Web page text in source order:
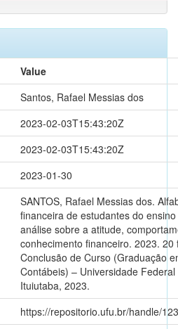
Value
Santos, Rafael Messias dos
2023-02-03T15:43:20Z
2023-02-03T15:43:20Z
2023-01-30
SANTOS, Rafael Messias dos.
financeira de estudantes do
análise sobre a atitude,
conhecimento financeiro. 2023. 20
Conclusão de Curso (Graduação
Contábeis) – Universidade
Ituiutaba, 2023.
https://repositorio.ufu.br/handle/